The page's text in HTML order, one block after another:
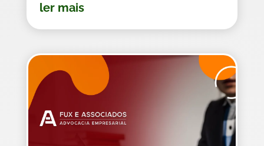
ler mais